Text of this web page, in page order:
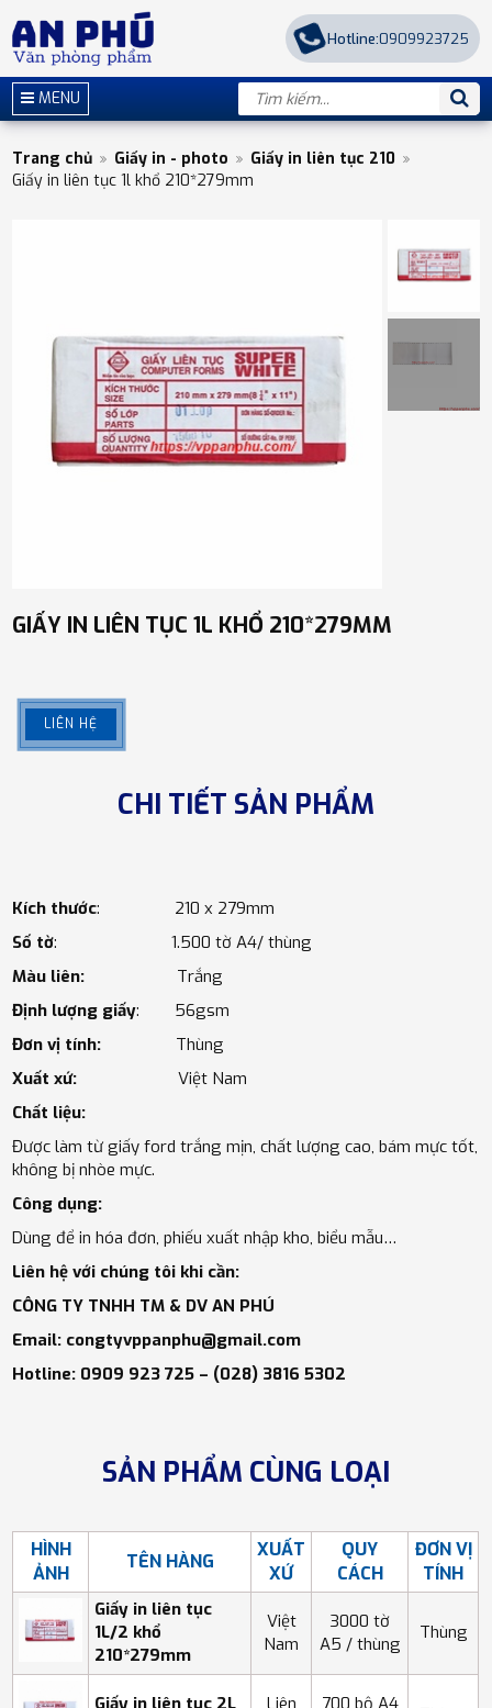
Hotline:0909923725
MENU
Trang chủ Giấy in - photo
Giấy in liên tục 210
Giấy in liên tục 1l khổ 210*279mm
GIẤY IN LIÊN TỤC 1L KHỔ 210*279MM
LIÊN HỆ
CHI TIẾT SẢN PHẨM
Kích thước: 210 x 279mm
Số tờ: 1.500 tờ A4/ thùng
Màu liên:
Trắng
Định lượng giấy: 56gsm
Đơn vị tính:
Thùng
Xuất xứ:
Việt Nam
Chất liệu:
Được làm từ giấy ford trắng mịn, chất lượng cao, bám mực tốt,
không bị nhòe mực.
Công dụng:
Dùng để in hóa đơn, phiếu xuất nhập kho, biểu mẫu…
Liên hệ với chúng tôi khi cần:
CÔNG TY TNHH TM & DV AN PHÚ
Email: congtyvppanphu@gmail.com
Hotline: 0909 923 725 – (028) 3816 5302
SẢN PHẨM CÙNG LOẠI
HÌNH
ẢNH
TÊN HÀNG
XUẤT
XỨ
QUY
CÁCH
ĐƠN VỊ
TÍNH
Giấy in liên tục
1L/2 khổ
210*279mm
Việt
Nam
3000 tờ
A5 / thùng
Thùng